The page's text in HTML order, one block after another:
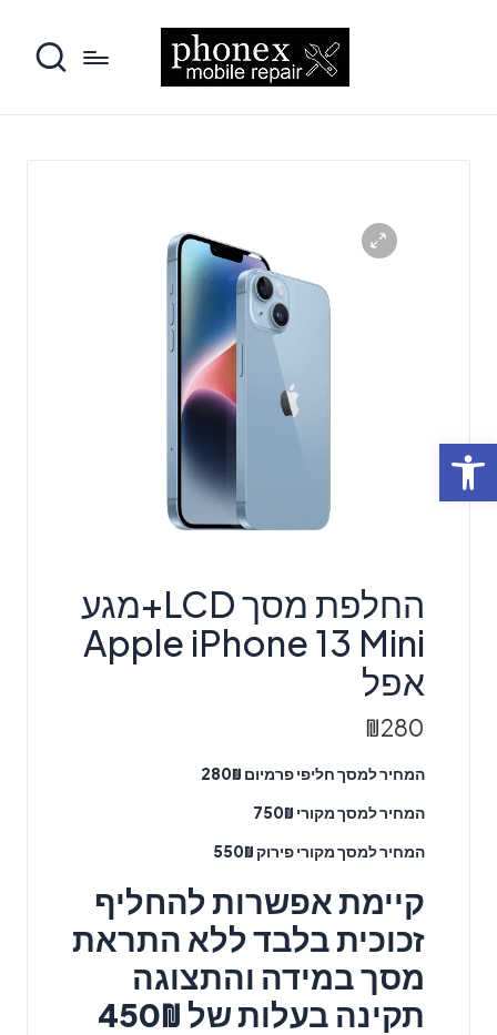
פתח סרגל נגישות
החלפת מסך LCD+מגע
Apple iPhone 13 Mini
אפל
₪280
המחיר למסך חליפי פרמיום 280₪
המחיר למסך מקורי 750₪
המחיר למסך מקורי פירוק 550₪
קיימת אפשרות להחליף
זכוכית בלבד ללא התראת
מסך במידה והתצוגה
תקינה בעלות של 450₪